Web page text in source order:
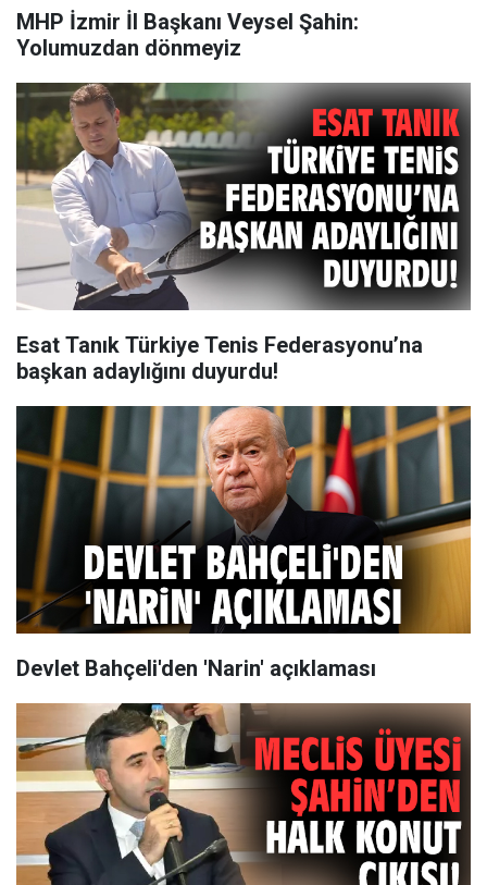
MHP İzmir İl Başkanı Veysel Şahin:
Yolumuzdan dönmeyiz
Esat Tanık Türkiye Tenis Federasyonu’na
başkan adaylığını duyurdu!
Devlet Bahçeli'den 'Narin' açıklaması